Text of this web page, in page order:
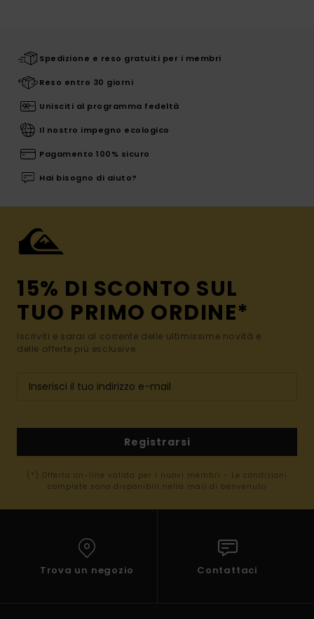
Spedizione e reso gratuiti per i membri
Reso entro 30 giorni
Unisciti al programma fedeltà
Il nostro impegno ecologico
Pagamento 100% sicuro
Hai bisogno di aiuto?
15% DI SCONTO SUL
TUO PRIMO ORDINE*
Iscriviti e sarai al corrente delle ultimissime novità e
delle offerte più esclusive.
Registrarsi
(*) Offerta on-line valida per i nuovi membri - Le condizioni
complete sono disponibili nella mail di benvenuto
Trova un negozio Contattaci